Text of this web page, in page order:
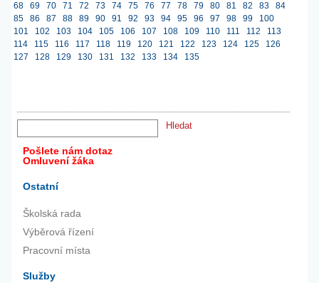
68
69 70 71 72 73 74 75 76 77 78 79 80 81 82 83
84
85
86 87 88 89 90 91 92 93 94 95 96 97 98 99
100
101
102 103 104 105 106 107 108 109 110 111 112
113
114
115 116 117 118 119 120 121 122 123 124 125
126
127
128 129 130 131 132 133 134 135
Pošlete nám dotaz
Omluvení žáka
Ostatní
Školská rada
Výběrová řízení
Pracovní místa
Služby